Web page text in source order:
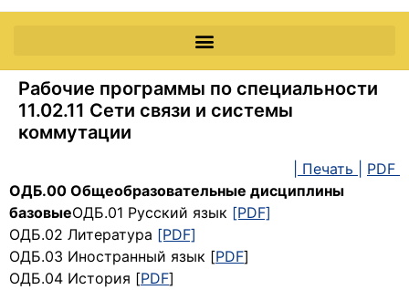
Рабочие программы по специальности
11.02.11 Сети связи и системы
коммутации
| Печать |
PDF
ОДБ.00 Общеобразовательные дисциплины
базовыеОДБ.01 Русский язык [PDF]
ОДБ.02 Литература [PDF]
ОДБ.03 Иностранный язык [PDF]
ОДБ.04 История [PDF]